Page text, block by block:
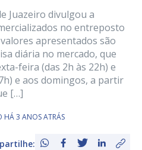
Juazeiro divulgou a
no entreposto
apresentados são
diária no mercado, que
feira (das 2h às 22h) e
e aos domingos, a partir
[…]
HÁ 3 ANOS ATRÁS